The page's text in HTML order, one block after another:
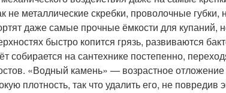
не металлические скребки, проволочные
даже самые прочные ёмкости для
быстро копится грязь, развиваются
собирается на сантехнике постепенно,
«Водный камень» — возрастное
плотность, так что удалить его, не